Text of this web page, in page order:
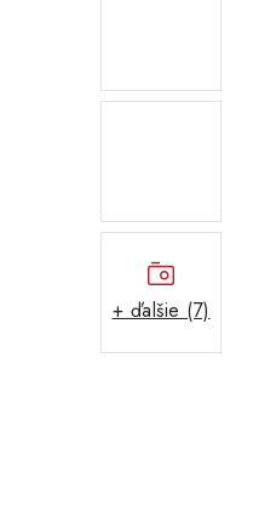
+ ďalšie (7)